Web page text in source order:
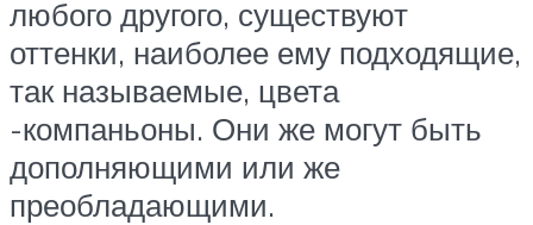
любого другого, существуют
оттенки, наиболее ему подходящие,
так называемые, цвета
-компаньоны. Они же могут быть
дополняющими или же
преобладающими.